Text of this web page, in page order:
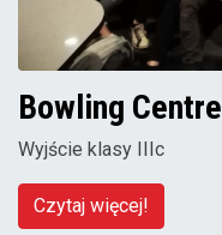
Bowling Centre
Wyjście klasy IIIc
Czytaj więcej!